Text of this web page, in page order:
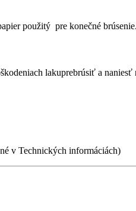
použitý pre konečné brúsenie.
lakuprebrúsiť a naniesť
v Technických informáciách)